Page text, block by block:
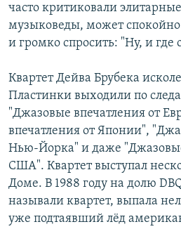
часто критиковали
музыковеды, может спокойно
и громко спросить: "Ну, и где
Квартет Дейва Брубека
Пластинки выходили по
"Джазовые впечатления от
впечатления от Японии",
Нью-Йорка" и даже
США". Квартет выступал
Доме. В 1988 году на долю
называли квартет, выпала
уже подтаявший лёд